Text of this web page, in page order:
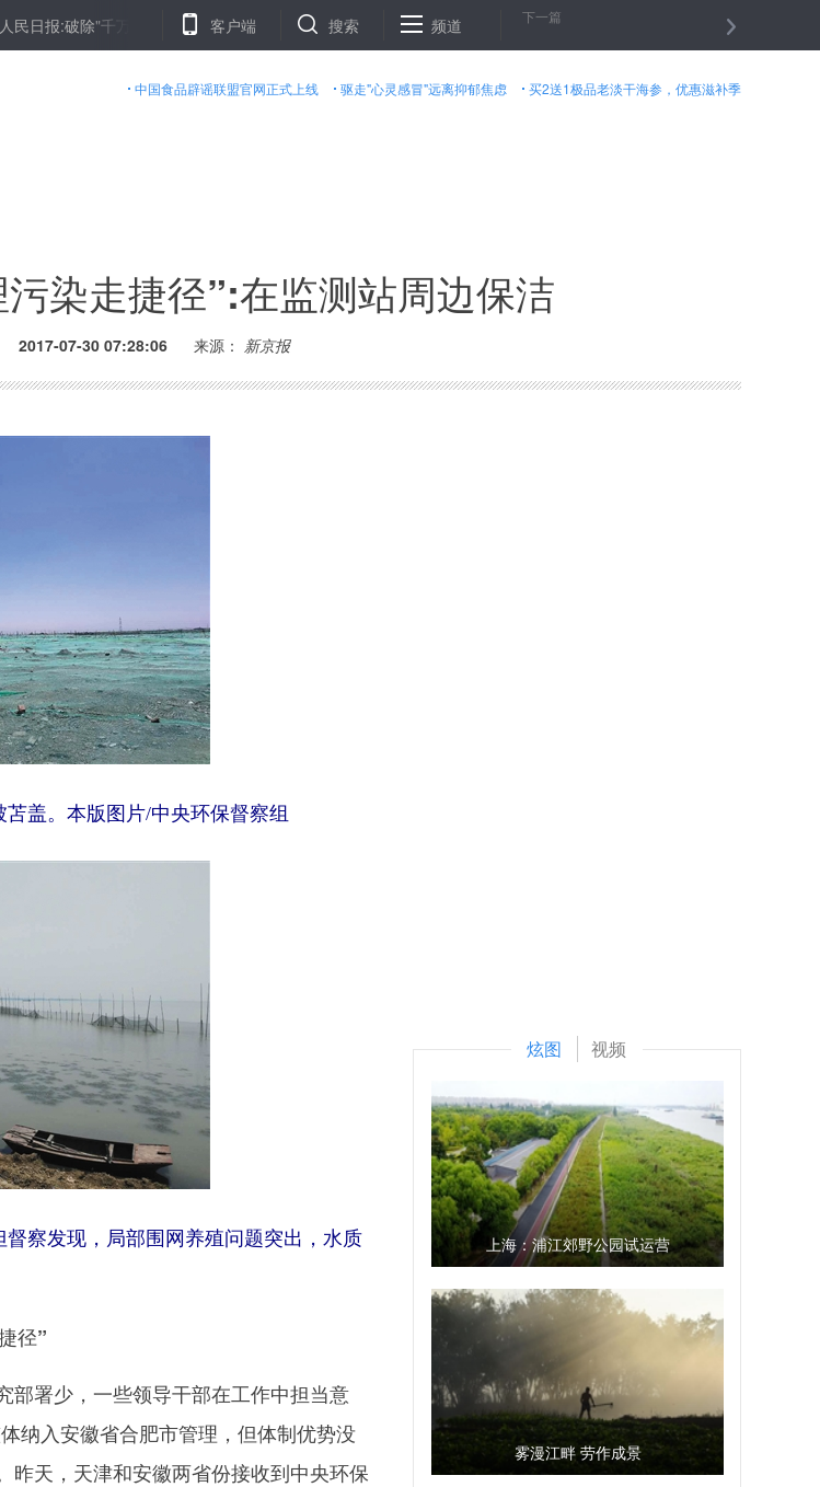
除"千万家茶企不及一家立顿"窘境 人人网原负责人许朝军涉赌被捕 牌技出众被称"校长" 建军90周年阅兵9时举
客户端 搜索 频道 下一篇
中国食品辟谣联盟官网正式上线 驱走"心灵感冒"远离抑郁焦虑 买2送1极品老淡干海参，优惠滋补季
染走捷径”:在监测站周边保洁
2017-07-30 07:28:06 来源： 新京报
盖。本版图片/中央环保督察组
察发现，局部围网养殖问题突出，水质
径”
署少，一些领导干部在工作中担当意
纳入安徽省合肥市管理，但体制优势没
昨天，天津和安徽两省份接收到中央环保
炫图 视频
上海：浦江郊野公园试运营
雾漫江畔 劳作成景